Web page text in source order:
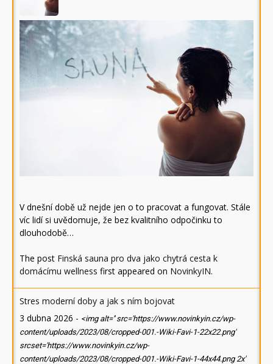
V dnešní době už nejde jen o to pracovat a fungovat. Stále
víc lidí si uvědomuje, že bez kvalitního odpočinku to
dlouhodobě…
The post Finská sauna pro dva jako chytrá cesta k
domácímu wellness first appeared on NovinkyIN.
Stres moderní doby a jak s ním bojovat
3 dubna 2026 - <img alt='' src='https://www.novinkyin.cz/wp-
content/uploads/2023/08/cropped-001.-Wiki-Favi-1-22x22.png'
srcset='https://www.novinkyin.cz/wp-
content/uploads/2023/08/cropped-001.-Wiki-Favi-1-44x44.png 2x'